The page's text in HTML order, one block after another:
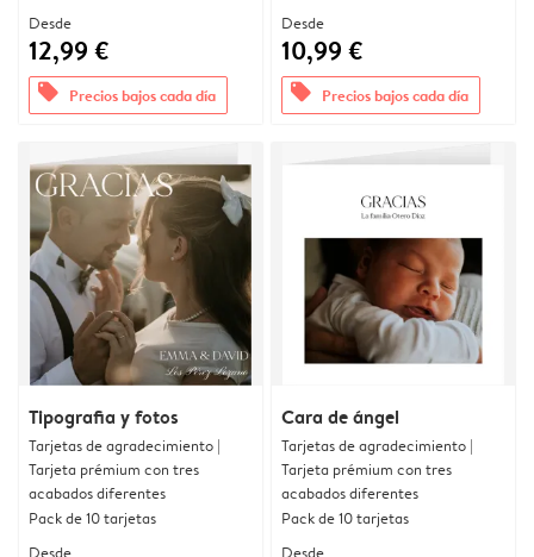
Desde
12,99 €
offers Precios bajos cada día
Desde
10,99 €
offers Precios bajos cada día
Tipografia y fotos
Tarjetas de agradecimiento |
Tarjeta prémium con tres
acabados diferentes
Pack de 10 tarjetas
Desde
Cara de ángel
Tarjetas de agradecimiento |
Tarjeta prémium con tres
acabados diferentes
Pack de 10 tarjetas
Desde